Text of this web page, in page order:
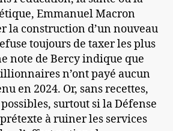
Emmanuel Macron
la construction d’un nouveau
toujours de taxer les plus
note de Bercy indique que
n’ont payé aucun
en 2024. Or, sans recettes,
surtout si la Défense
à ruiner les services